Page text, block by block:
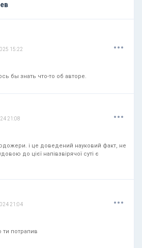
15:22 ...
бы знать что-то об авторе.
21:08 ...
і це доведений науковий факт, не
до цієї напівзвірячої суті є
21:04 ...
потрапив